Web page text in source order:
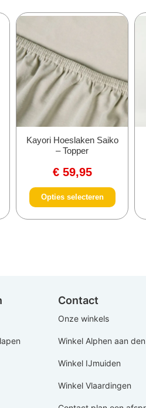
Kayori Hoeslaken Saiko
– Topper
€59,95
Opties selecteren
Contact
Onze winkels
Winkel Alphen aan den
Winkel IJmuiden
Winkel Vlaardingen